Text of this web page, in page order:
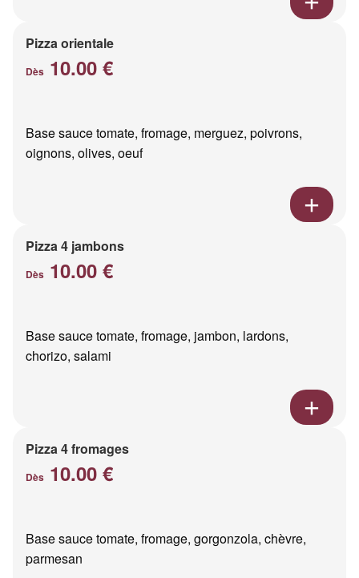
Pizza orientale
Dès 10.00 €
Base sauce tomate, fromage, merguez, poivrons,
oignons, olives, oeuf
Pizza 4 jambons
Dès 10.00 €
Base sauce tomate, fromage, jambon, lardons,
chorizo, salami
Pizza 4 fromages
Dès 10.00 €
Base sauce tomate, fromage, gorgonzola, chèvre,
parmesan